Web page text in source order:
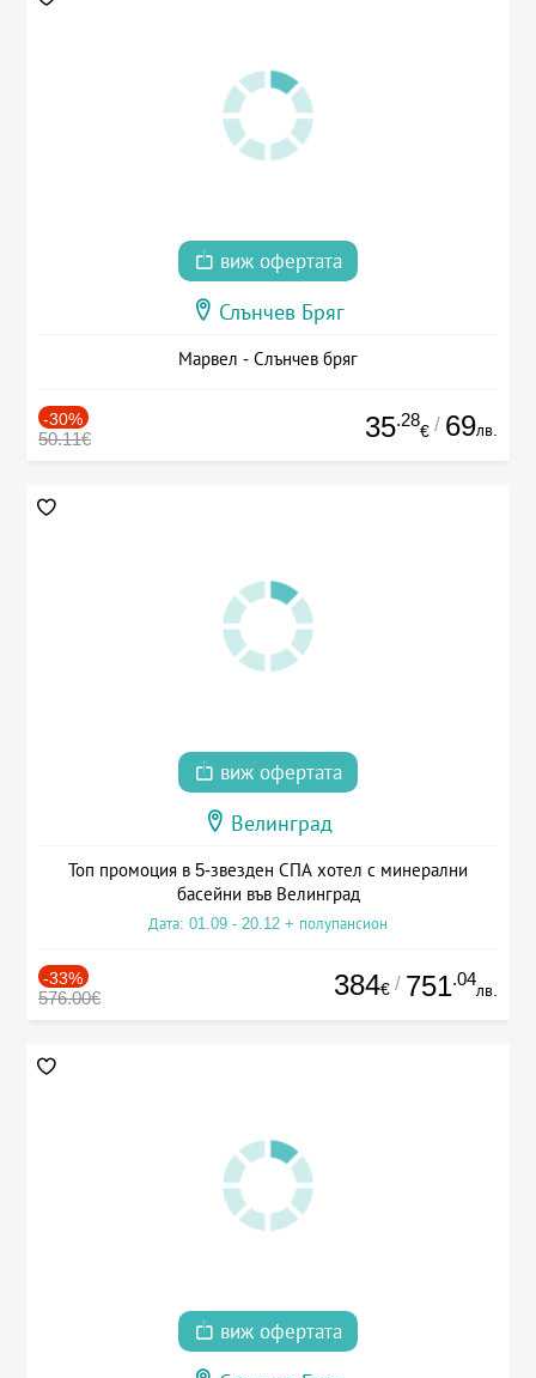
виж офертата
Слънчев Бряг
Марвел - Слънчев бряг
-30%
50.11€ 35.28
€ / 69лв.
виж офертата
Велинград
Топ промоция в 5-звезден СПА хотел с минерални
басейни във Велинград
Дата: 01.09 - 20.12 + полупансион
-33%
576.00€ 384€ / 751.04
лв.
виж офертата